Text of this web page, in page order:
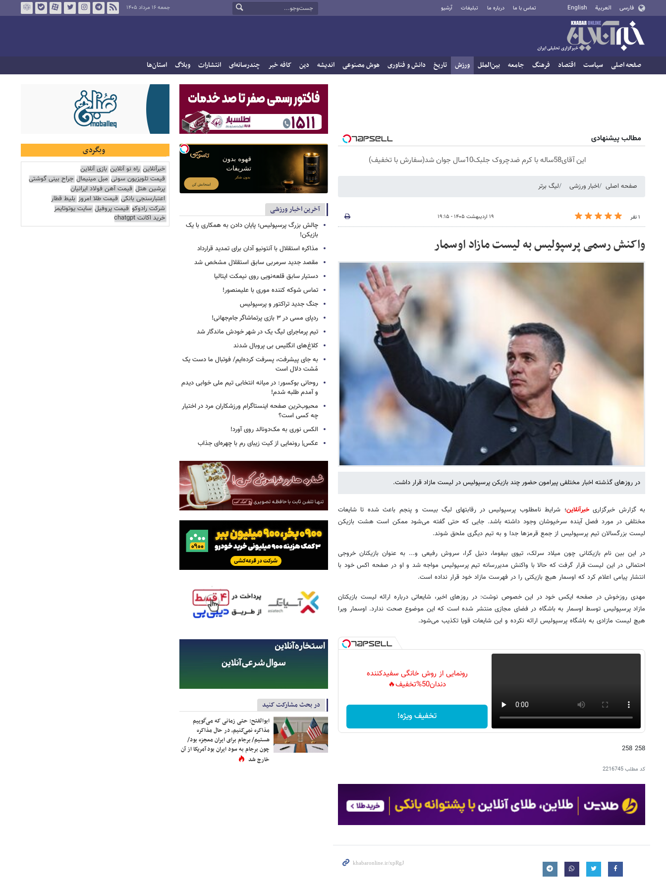
فارسی العربية English تماس با ما درباره ما تبلیغات آرشیو جمعه ۱۶ مرداد ۱۴۰۵
صفحه اصلی سیاست اقتصاد فرهنگ جامعه بین‌الملل ورزش تاریخ دانش و فناوری هوش مصنوعی اندیشه دین کافه خبر چندرسانه‌ای انتشارات وبلاگ استان‌ها
مطالب پیشنهادی
این آقای58ساله با کرم ضدچروک جلبک10سال جوان شد(سفارش با تخفیف)
صفحه اصلی اخبار ورزشی لیگ برتر
۱ نفر ۱۹ اردیبهشت ۱۴۰۵ - ۱۹:۱۵
واکنش رسمی پرسپولیس به لیست مازاد اوسمار
در روزهای گذشته اخبار مختلفی پیرامون حضور چند بازیکن پرسپولیس در لیست مازاد قرار داشت.
به گزارش خبرگزاریخبرآنلاین؛ شرایط نامطلوب پرسپولیس در رقابتهای لیگ بیست و پنجم باعث شده تا شایعات
مختلفی در مورد فصل آینده سرخپوشان وجود داشته باشد. جایی که حتی گفته می‌شود ممکن است هشت بازیکن
لیست بزرگسالان تیم پرسپولیس از جمع قرمزها جدا و به تیم دیگری ملحق شوند.
در این بین نام بازیکنانی چون میلاد سرلک، تیوی بیفوما، دنیل گرا، سروش رفیعی و... به عنوان بازیکنان خروجی
احتمالی در این لیست قرار گرفت که حالا با واکنش مدیررسانه تیم پرسپولیس مواجه شد و او در صفحه اکس خود با
انتشار پیامی اعلام کرد که اوسمار هیچ بازیکنی را در فهرست مازاد خود قرار نداده است.
مهدی روزخوش در صفحه ایکس خود در این خصوص نوشت: در روزهای اخیر، شایعاتی درباره ارائه لیست بازیکنان
مازاد پرسپولیس توسط اوسمار به باشگاه در فضای مجازی منتشر شده است که این موضوع صحت ندارد. اوسمار ویرا
هیچ لیست مازادی به باشگاه پرسپولیس ارائه نکرده و این شایعات قویا تکذیب می‌شود.
رونمایی از روش خانگی سفیدکننده
دندان50%تخفیف🔥
تخفیف ویژه!
258 258
کد مطلب2216745
آخرین اخبار ورزشی
چالش بزرگ پرسپولیس؛ پایان دادن به همکاری با یک
بازیکن!
مذاکره استقلال با آنتونیو آدان برای تمدید قرارداد
مقصد جدید سرمربی سابق استقلال مشخص شد
دستیار سابق قلعه‌نویی روی نیمکت ایتالیا
تماس شوکه کننده موری با علیمنصور!
جنگ جدید تراکتور و پرسپولیس
ردپای مسی در ۳ بازی پرتماشاگر جام‌جهانی!
تیم پرماجرای لیگ یک در شهر خودش ماندگار شد
کلاغ‌های انگلیس بی پروبال شدند
به جای پیشرفت، پسرفت کرده‌ایم/ فوتبال ما دست یک
مُشت دلال است
روحانی بوکسور: در میانه انتخابی تیم ملی خوابی دیدم
و آمدم طلبه شدم!
محبوب‌ترین صفحه اینستاگرام ورزشکاران مرد در اختیار
چه کسی است؟
الکس نوری به مک‌دونالد روی آورد!
عکس| رونمایی از کیت زیبای رم با چهره‌ای جذاب
در بحث مشارکت کنید
ابوالفتح: حتی زمانی که می‌گوییم
مذاکره نمی‌کنیم، در حال مذاکره
هستیم/ برجام برای ایران معجزه بود/
چون برجام به سود ایران بود آمریکا از آن
خارج شد
وبگردی
خبرآنلاین راه نو آنلاین بازی آنلاین
قیمت تلویزیون سونی مبل مینیمال جراح بینی گوشتی
پرشین هتل قیمت آهن فولاد ایرانیان
اعتبارسنجی بانکی قیمت طلا امروز بلیط قطار
شرکت رادوکو قیمت پروفیل سایت یوتوتایمز
خرید اکانت chatgpt